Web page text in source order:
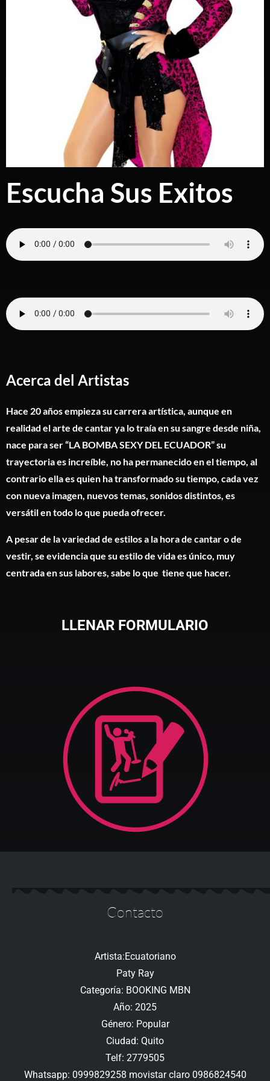
Escucha Sus Exitos
Acerca del Artistas
Hace 20 años empieza su carrera artística, aunque en
realidad el arte de cantar ya lo traía en su sangre desde niña,
nace para ser “LA BOMBA SEXY DEL ECUADOR” su
trayectoria es increíble, no ha permanecido en el tiempo, al
contrario ella es quien ha transformado su tiempo, cada vez
con nueva imagen, nuevos temas, sonidos distintos, es
versátil en todo lo que pueda ofrecer.
A pesar de la variedad de estilos a la hora de cantar o de
vestir, se evidencia que su estilo de vida es único, muy
centrada en sus labores, sabe lo que tiene que hacer.
LLENAR FORMULARIO
Contacto
Artista:Ecuatoriano
Paty Ray
Categoría: BOOKING MBN
Año: 2025
Género: Popular
Ciudad: Quito
Telf: 2779505
Whatsapp: 0999829258 movistar claro 0986824540